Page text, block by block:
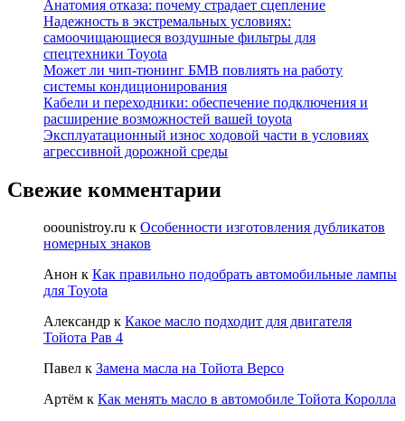
Анатомия отказа: почему страдает сцепление
Надежность в экстремальных условиях:
самоочищающиеся воздушные фильтры для
спецтехники Toyota
Может ли чип-тюнинг БМВ повлиять на работу
системы кондиционирования
Кабели и переходники: обеспечение подключения и
расширение возможностей вашей toyota
Эксплуатационный износ ходовой части в условиях
агрессивной дорожной среды
Свежие комментарии
ooounistroy.ru к Особенности изготовления дубликатов
номерных знаков
Анон к Как правильно подобрать автомобильные лампы
для Toyota
Александр к Какое масло подходит для двигателя
Тойота Рав 4
Павел к Замена масла на Тойота Версо
Артём к Как менять масло в автомобиле Тойота Королла